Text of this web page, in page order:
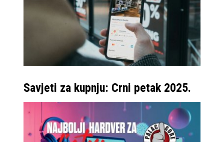
Savjeti za kupnju: Crni petak 2025.